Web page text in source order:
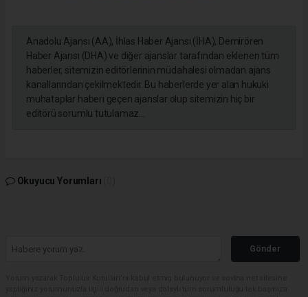
Anadolu Ajansı (AA), İhlas Haber Ajansı (İHA), Demirören
Haber Ajansı (DHA) ve diğer ajanslar tarafından eklenen tüm
haberler, sitemizin editörlerinin müdahalesi olmadan ajans
kanallarından çekilmektedir. Bu haberlerde yer alan hukuki
muhataplar haberi geçen ajanslar olup sitemizin hiç bir
editörü sorumlu tutulamaz...
Okuyucu Yorumları
Gönder